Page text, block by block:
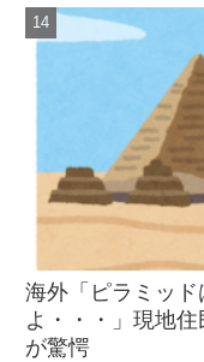
海外「ピラミッ
よ・・・」現地
が驚愕